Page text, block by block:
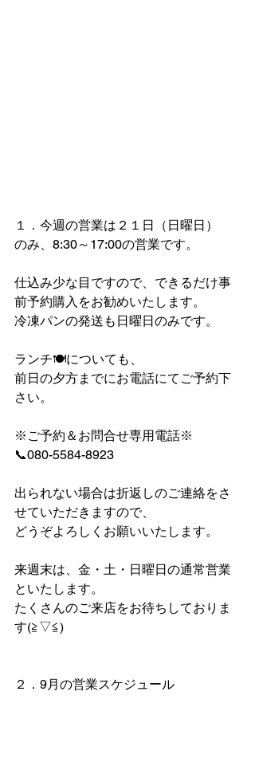
１．今週の営業は２１日（日曜日）
のみ、8:30～17:00の営業です。
仕込み少な目ですので、できるだけ事
前予約購入をお勧めいたします。
冷凍パンの発送も日曜日のみです。
ランチ🍽についても、
前日の夕方までにお電話にてご予約下
さい。
※ご予約＆お問合せ専用電話※
📞080-5584-8923
出られない場合は折返しのご連絡をさ
せていただきますので、
どうぞよろしくお願いいたします。
来週末は、金・土・日曜日の通常営業
といたします。
たくさんのご来店をお待ちしておりま
す(≧▽≦)
２．9月の営業スケジュール